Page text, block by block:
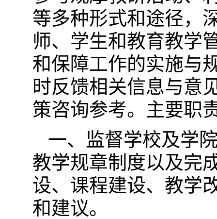
等多种形式和途径，
师、学生和教育教学
和保障工作的实施与
时反馈相关信息与意
策咨询参考。主要职
一、监督学校及学
教学规章制度以及完
设、课程建设、教学
和建议。